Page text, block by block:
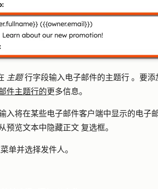
主题行字段输入电子邮件的主题行 。要添
件主题行的更多信息。
入将在某些电子邮件客户端中显示的电子
从预览文本中隐藏正文 复选框。
单并选择发件人。